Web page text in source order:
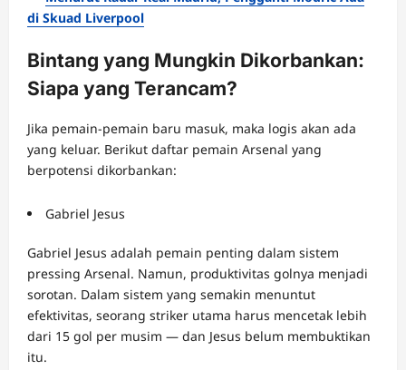
di Skuad Liverpool
Bintang yang Mungkin Dikorbankan:
Siapa yang Terancam?
Jika pemain-pemain baru masuk, maka logis akan ada
yang keluar. Berikut daftar pemain Arsenal yang
berpotensi dikorbankan:
Gabriel Jesus
Gabriel Jesus adalah pemain penting dalam sistem
pressing Arsenal. Namun, produktivitas golnya menjadi
sorotan. Dalam sistem yang semakin menuntut
efektivitas, seorang striker utama harus mencetak lebih
dari 15 gol per musim — dan Jesus belum membuktikan
itu.